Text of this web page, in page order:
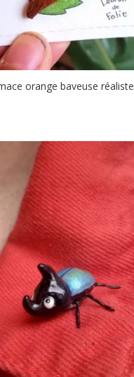
orange baveuse réaliste